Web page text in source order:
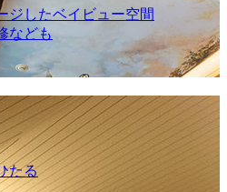
ジしたベイビュー空間
なども
たる